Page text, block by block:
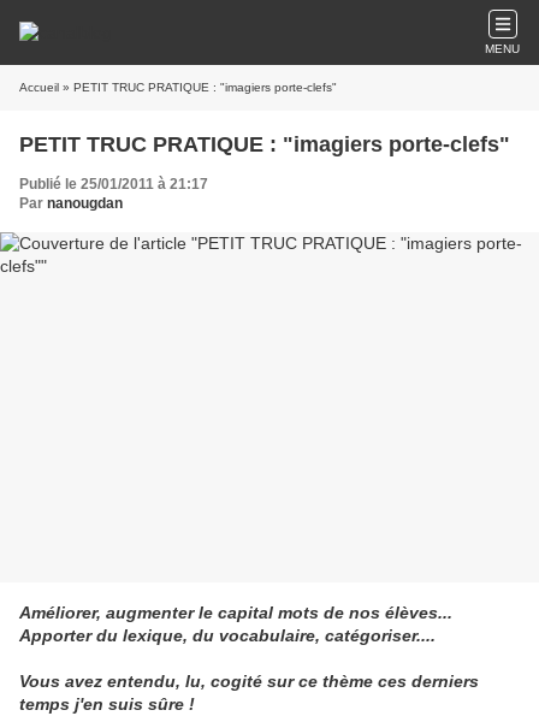
MENU
Accueil » PETIT TRUC PRATIQUE : "imagiers porte-clefs"
PETIT TRUC PRATIQUE : "imagiers porte-clefs"
Publié le 25/01/2011 à 21:17
Par nanougdan
Améliorer, augmenter le capital mots de nos élèves...
Apporter du lexique, du vocabulaire, catégoriser....
Vous avez entendu, lu, cogité sur ce thème ces derniers
temps j'en suis sûre !